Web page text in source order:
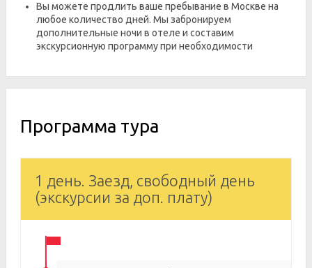
Вы можете продлить ваше пребывание в Москве на
любое количество дней. Мы забронируем
дополнительные ночи в отеле и составим
экскурсионную программу при необходимости
Программа тура
1 день. Заезд, свободный день
(экскурсии за доп. плату)